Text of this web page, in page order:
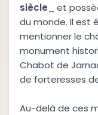
siècle _ et
du monde. Il est
mentionner le
monument
Chabot de
de forteresses
Au-delà de ces